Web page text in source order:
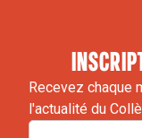
Recevez chaque
l'actualité du